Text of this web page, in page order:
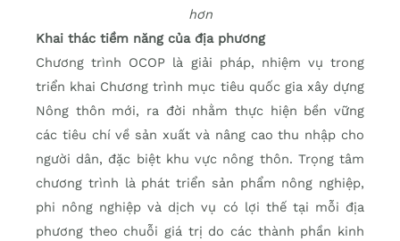
hơn
Khai thác tiềm năng của địa phương
Chương trình OCOP là giải pháp, nhiệm vụ trong
triển khai Chương trình mục tiêu quốc gia xây dựng
Nông thôn mới, ra đời nhằm thực hiện bền vững
các tiêu chí về sản xuất và nâng cao thu nhập cho
người dân, đặc biệt khu vực nông thôn. Trọng tâm
chương trình là phát triển sản phẩm nông nghiệp,
phi nông nghiệp và dịch vụ có lợi thế tại mỗi địa
phương theo chuỗi giá trị do các thành phần kinh